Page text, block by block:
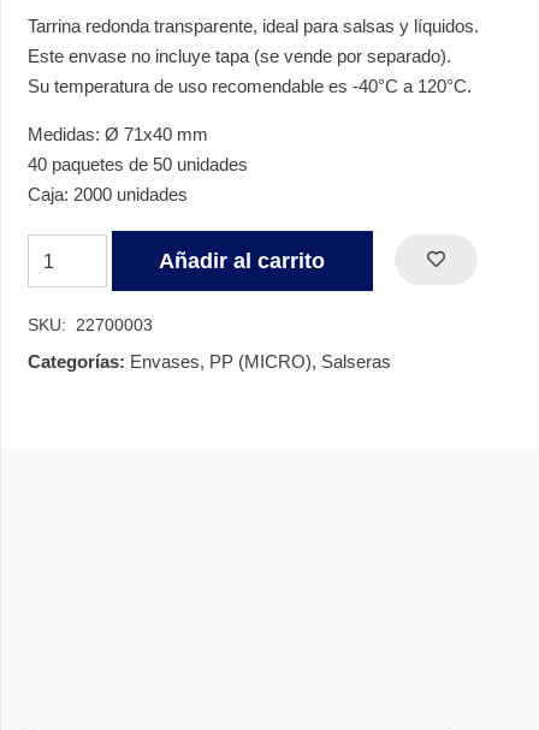
Tarrina redonda transparente, ideal para salsas y líquidos.
Este envase no incluye tapa (se vende por separado).
Su temperatura de uso recomendable es -40°C a 120°C.
Medidas: Ø 71x40 mm
40 paquetes de 50 unidades
Caja: 2000 unidades
70
Añadir al carrito
SKU: 22700003
Categorías: Envases, PP (MICRO), Salseras